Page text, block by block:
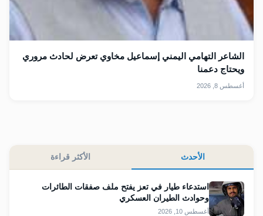
الشاعر التهامي اليمني إسماعيل مخاوي تعرض لحادث مروري
ويحتاج دعمنا
أغسطس 8, 2026
الأحدث الأكثر قراءة
استدعاء طيار في تعز يفتح ملف صفقات الطائرات
وحوادث الطيران العسكري
أغسطس 10, 2026